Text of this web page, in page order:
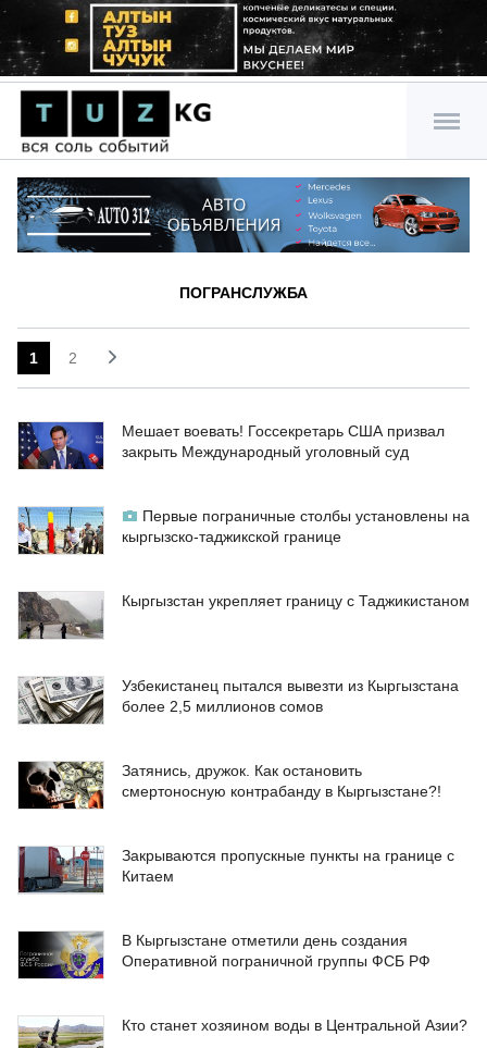
ПОГРАНСЛУЖБА
1 2
Мешает воевать! Госсекретарь США призвал
закрыть Международный уголовный суд
Первые пограничные столбы установлены на
кыргызско-таджикской границе
Кыргызстан укрепляет границу с Таджикистаном
Узбекистанец пытался вывезти из Кыргызстана
более 2,5 миллионов сомов
Затянись, дружок. Как остановить
смертоносную контрабанду в Кыргызстане?!
Закрываются пропускные пункты на границе с
Китаем
В Кыргызстане отметили день создания
Оперативной пограничной группы ФСБ РФ
Кто станет хозяином воды в Центральной Азии?